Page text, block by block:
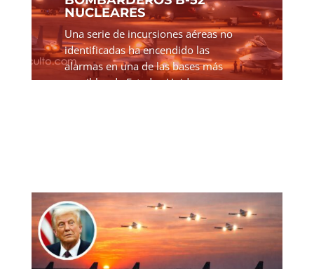
NUCLEARES
Una serie de incursiones aéreas no
identificadas ha encendido las
alarmas en una de las bases más
sensibles de Estados Unidos,